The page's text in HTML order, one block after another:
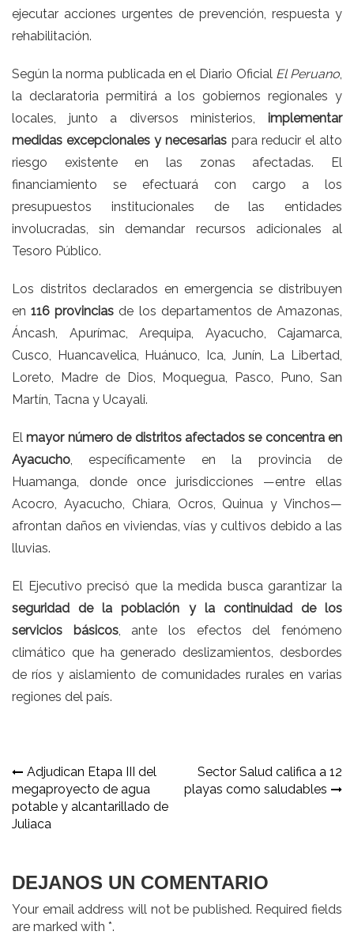
ejecutar acciones urgentes de prevención, respuesta y
rehabilitación.
Según la norma publicada en el Diario Oficial El Peruano
la declaratoria permitirá a los gobiernos regionales y
locales, junto a diversos ministerios, implementar
medidas excepcionales y necesarias para reducir el alto
riesgo existente en las zonas afectadas. El
financiamiento se efectuará con cargo a los
presupuestos institucionales de las entidades
involucradas, sin demandar recursos adicionales al
Tesoro Público.
Los distritos declarados en emergencia se distribuyen
en116 provincias de los departamentos de Amazonas,
Áncash, Apurímac, Arequipa, Ayacucho, Cajamarca,
Cusco, Huancavelica, Huánuco, Ica, Junín, La Libertad,
Loreto, Madre de Dios, Moquegua, Pasco, Puno, San
Martín, Tacna y Ucayali.
Elmayor número de distritos afectados se concentra en
Ayacucho , específicamente en la provincia de
Huamanga, donde once jurisdicciones —entre ellas
Acocro, Ayacucho, Chiara, Ocros, Quinua y Vinchos—
afrontan daños en viviendas, vías y cultivos debido a las
lluvias.
El Ejecutivo precisó que la medida busca garantizar la
seguridad de la población y la continuidad de los
servicios básicos, ante los efectos del fenómeno
climático que ha generado deslizamientos, desbordes
de ríos y aislamiento de comunidades rurales en varias
regiones del país.
Navegación
de
entradas
Adjudican Etapa III del
megaproyecto de agua
potable y alcantarillado de
Juliaca
Sector Salud califica a 12
playas como saludables
DEJANOS UN COMENTARIO
Your email address will not be published. Required fields
are marked with *.